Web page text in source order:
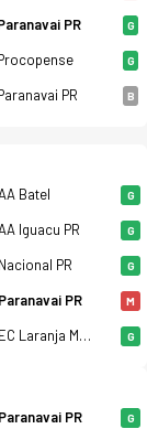
Foz Do
PR G
G
PR B
Batel G
Iguacu PR G
Nacional PR G
Paranavai PR M
EC Laranja Mecanica PR G
Paranavai PR G